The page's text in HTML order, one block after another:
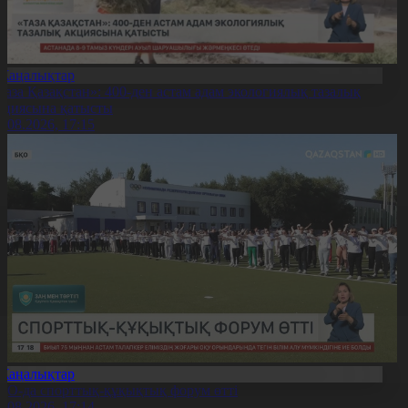
Қазақстан»: 400-ден астам адам экологиялық тазалық
қатысты
17:15
да спорттық-құқықтық форум өтті